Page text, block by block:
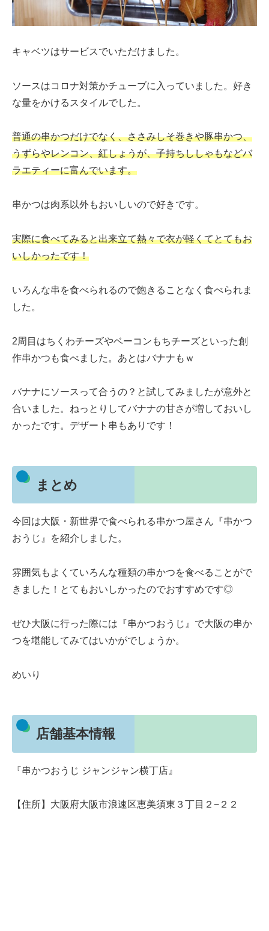
キャベツはサービスでいただけました。
ソースはコロナ対策かチューブに入っていました。好き
な量をかけるスタイルでした。
普通の串かつだけでなく、ささみしそ巻きや豚串かつ、
うずらやレンコン、紅しょうが、子持ちししゃもなどバ
ラエティーに富んでいます。
串かつは肉系以外もおいしいので好きです。
実際に食べてみると出来立て熱々で衣が軽くてとてもお
いしかったです！
いろんな串を食べられるので飽きることなく食べられま
した。
2周目はちくわチーズやベーコンもちチーズといった創
作串かつも食べました。あとはバナナもｗ
バナナにソースって合うの？と試してみましたが意外と
合いました。ねっとりしてバナナの甘さが増しておいし
かったです。デザート串もありです！
まとめ
今回は大阪・新世界で食べられる串かつ屋さん『串かつ
おうじ』を紹介しました。
雰囲気もよくていろんな種類の串かつを食べることがで
きました！とてもおいしかったのでおすすめです◎
ぜひ大阪に行った際には『串かつおうじ』で大阪の串か
つを堪能してみてはいかがでしょうか。
めいり
店舗基本情報
『串かつおうじ ジャンジャン横丁店』
【住所】大阪府大阪市浪速区恵美須東３丁目２−２２